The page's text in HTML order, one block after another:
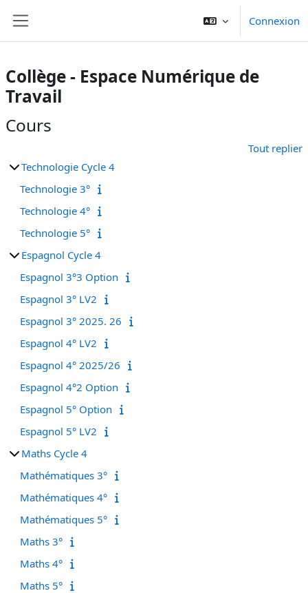
Connexion
Collège - Espace Numérique de
Travail
Cours
Tout replier
Technologie Cycle 4
Technologie 3°
Technologie 4°
Technologie 5°
Espagnol Cycle 4
Espagnol 3°3 Option
Espagnol 3° LV2
Espagnol 3° 2025. 26
Espagnol 4° LV2
Espagnol 4° 2025/26
Espagnol 4°2 Option
Espagnol 5° Option
Espagnol 5° LV2
Maths Cycle 4
Mathématiques 3°
Mathématiques 4°
Mathématiques 5°
Maths 3°
Maths 4°
Maths 5°